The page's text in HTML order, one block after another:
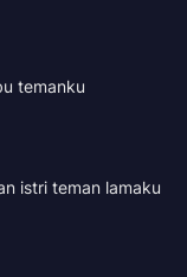
temanku
istri teman lamaku